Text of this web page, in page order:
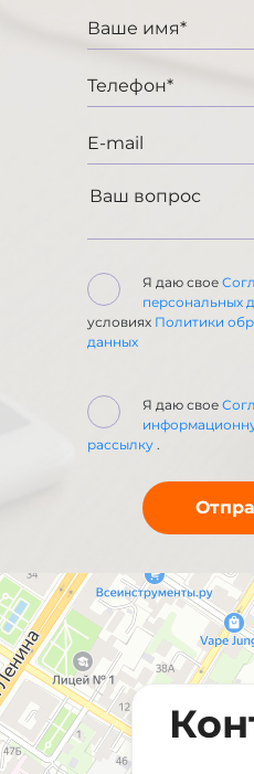
Я даю свое
персональных
условиях Политики
данных
Я даю свое
рассылку .